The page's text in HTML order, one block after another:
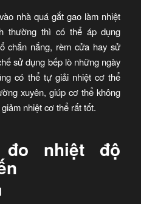
nhà quá gắt gao làm nhiệt
thường thì có thể áp dụng
chắn nắng, rèm cửa hay sử
sử dụng bếp lò những ngày
có thể tự giải nhiệt cơ thể
xuyên, giúp cơ thể không
nhiệt cơ thể rất tốt.
đo nhiệt độ